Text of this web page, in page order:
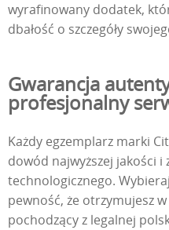
wyrafinowany dodatek,
dbałość o szczegóły
Gwarancja
profesjonalny
Każdy egzemplarz marki
dowód najwyższej jakości i
technologicznego.
pewność, że otrzymujesz
pochodzący z legalnej